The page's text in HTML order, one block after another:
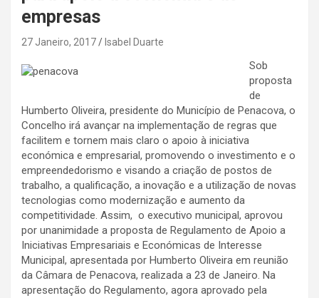
empresas
27 Janeiro, 2017 Isabel Duarte
Sob
proposta
de
Humberto Oliveira, presidente do Município de Penacova, o
Concelho irá avançar na implementação de regras que
facilitem e tornem mais claro o apoio à iniciativa
económica e empresarial, promovendo o investimento e o
empreendedorismo e visando a criação de postos de
trabalho, a qualificação, a inovação e a utilização de novas
tecnologias como modernização e aumento da
competitividade. Assim, o executivo municipal, aprovou
por unanimidade a proposta de Regulamento de Apoio a
Iniciativas Empresariais e Económicas de Interesse
Municipal, apresentada por Humberto Oliveira em reunião
da Câmara de Penacova, realizada a 23 de Janeiro. Na
apresentação do Regulamento, agora aprovado pela